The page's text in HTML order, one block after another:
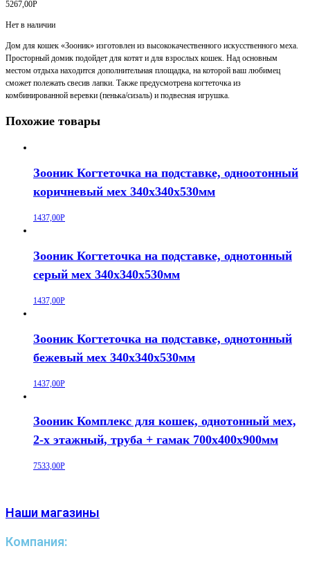
5267,00Р
Нет в наличии
Дом для кошек «Зооник» изготовлен из высококачественного искусственного меха.
Просторный домик подойдет для котят и для взрослых кошек. Над основным
местом отдыха находится дополнительная площадка, на которой ваш любимец
сможет полежать свесив лапки. Также предусмотрена когтеточка из
комбинированной веревки (пенька/сизаль) и подвесная игрушка.
Похожие товары
Зооник Когтеточка на подставке, одноотонный
коричневый мех 340х340х530мм
1437,00Р
Зооник Когтеточка на подставке, однотонный
серый мех 340х340х530мм
1437,00Р
Зооник Когтеточка на подставке, однотонный
бежевый мех 340х340х530мм
1437,00Р
Зооник Комплекс для кошек, однотонный мех,
2-х этажный, труба + гамак 700х400х900мм
7533,00Р
Наши магазины
Компания: